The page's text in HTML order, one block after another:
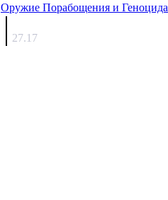
Оружие Порабощения и Геноцида
27.17